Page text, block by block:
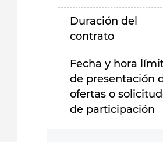
Duración del
contrato
Fecha y hora
de presentación
ofertas o
de participación